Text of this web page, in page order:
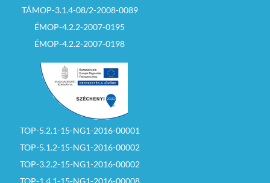
TÁMOP-3.1.4-08/2-2008-0089
ÉMOP-4.2.2-2007-0195
ÉMOP-4.2.2-2007-0198
TOP-5.2.1-15-NG1-2016-00001
TOP-5.1.2-15-NG1-2016-00002
TOP-3.2.2-15-NG1-2016-00002